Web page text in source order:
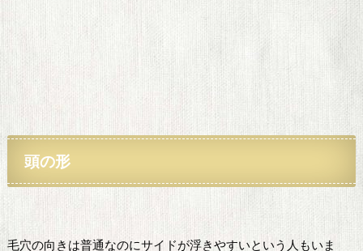
頭の形
毛穴の向きは普通なのにサイドが浮きやすいという人もいま